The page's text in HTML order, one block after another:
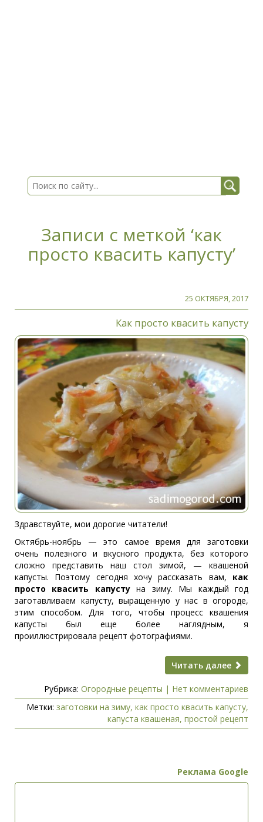
Записи с меткой ‘как
просто квасить капусту’
25 ОКТЯБРЯ, 2017
Как просто квасить капусту
Здравствуйте, мои дорогие читатели!
Октябрь-ноябрь — это самое время для заготовки
очень полезного и вкусного продукта, без которого
сложно представить наш стол зимой, — квашеной
капусты. Поэтому сегодня хочу рассказать вам, как
просто квасить капустуна зиму. Мы каждый год
заготавливаем капусту, выращенную у нас в огороде,
этим способом. Для того, чтобы процесс квашения
капусты был еще более наглядным, я
проиллюстрировала рецепт фотографиями.
Читать далее
Рубрика: Огородные рецепты | Нет комментариев
Метки: заготовки на зиму, как просто квасить капусту,
капуста квашеная, простой рецепт
Реклама Google